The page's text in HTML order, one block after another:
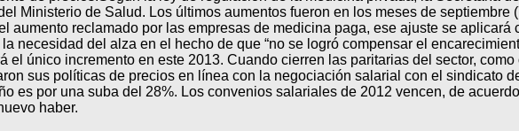
Ministerio de Salud. Los últimos aumentos fueron en los meses de septiembre
reclamado por las empresas de medicina paga, ese ajuste se aplicará
necesidad del alza en el hecho de que “no se logró compensar el
el único incremento en este 2013. Cuando cierren las paritarias del sector,
sus políticas de precios en línea con la negociación salarial con el sindicato
es por una suba del 28%. Los convenios salariales de 2012 vencen, de
haber.